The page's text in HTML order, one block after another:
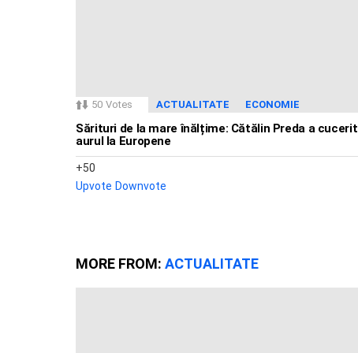
50 Votes ACTUALITATE ECONOMIE
Sărituri de la mare înălțime: Cătălin Preda a cucerit
aurul la Europene
50
Upvote Downvote
MORE FROM: ACTUALITATE